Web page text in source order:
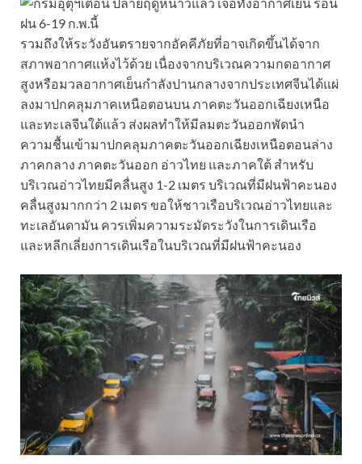
รวมถึงให้ระวังอันตรายจากอัคคีภัยที่อาจเกิดขึ้นได้จาก
สภาพอากาศแห้งไว้ด้วย เนื่องจากบริเวณความกดอากาศ
สูงหรือมวลอากาศเย็นกำลังปานกลางจากประเทศจีนได้แผ่
ลงมาปกคลุมภาคเหนือตอนบน ภาคตะวันออกเฉียงเหนือ
และทะเลจีนใต้แล้ว ส่งผลทำให้มีลมตะวันออกพัดนำ
ความชื้นเข้ามาปกคลุมภาคตะวันออกเฉียงเหนือตอนล่าง
ภาคกลาง ภาคตะวันออก อ่าวไทย และภาคใต้ สำหรับ
บริเวณอ่าวไทยมีคลื่นสูง 1-2 เมตร บริเวณที่มีฝนฟ้าคะนอง
คลื่นสูงมากกว่า 2 เมตร ขอให้ชาวเรือบริเวณอ่าวไทยและ
ทะเลอันดามัน ควรเพิ่มความระมัดระวังในการเดินเรือ
และหลีกเลี่ยงการเดินเรือในบริเวณที่มีฝนฟ้าคะนอง